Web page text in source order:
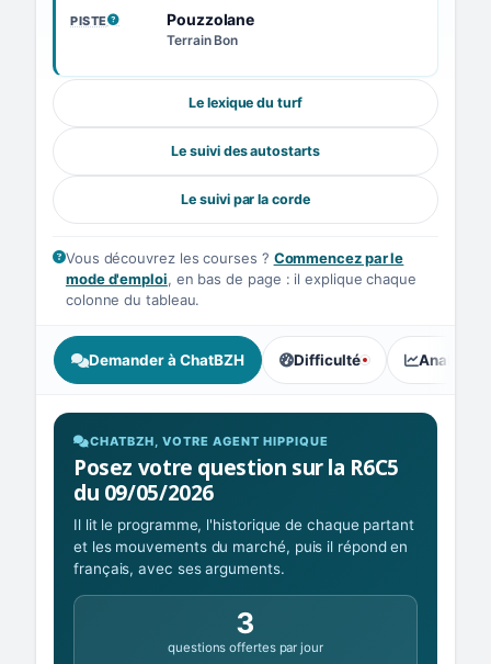
PISTE
, VOIR LA DÉFINITIONPouzzolane
Terrain Bon
Le lexique du turf
Le suivi des autostarts
Le suivi par la corde
Vous découvrez les courses ? Commencez par le
mode d'emploi, en bas de page : il explique chaque
colonne du tableau.
Demander à ChatBZH Difficulté
, tendance des parieurs :
Analyse
CHATBZH, VOTRE AGENT HIPPIQUE
Posez votre question sur la R6C5
du 09/05/2026
Il lit le programme, l'historique de chaque partant
et les mouvements du marché, puis il répond en
français, avec ses arguments.
3
questions offertes par jour